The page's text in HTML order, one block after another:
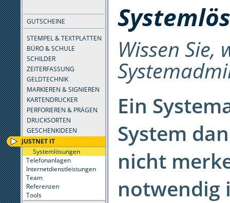
GUTSCHEINE
STEMPEL & TEXTPLATTEN
BÜRO & SCHULE
SCHILDER
ZEITERFASSUNG
GELDTECHNIK
MARKIEREN & SIGNIEREN
KARTENDRUCKER
PERFORIEREN & PRÄGEN
DRUCKSORTEN
GESCHENKIDEEN
JUSTNET IT
Systemlösungen
Telefonanlagen
Internetdienstleistungen
Team
Referenzen
Tools
Wissen Sie,
Ein
System
nicht
notwendig